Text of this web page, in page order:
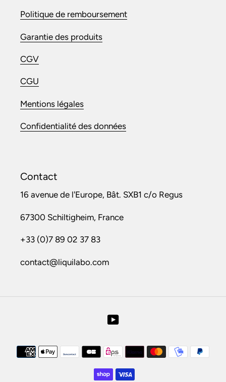
Politique de remboursement
Garantie des produits
CGV
CGU
Mentions légales
Confidentialité des données
Contact
16 avenue de l'Europe, Bât. SXB1 c/o Regus
67300 Schiltigheim, France
+33 (0)7 89 02 37 83
contact@liquilabo.com
YouTube
Moyens
de
paiement